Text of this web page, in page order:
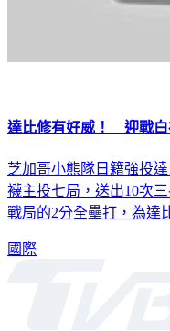
達比修有好威！ 迎戰白
芝加哥小熊隊日籍強投
襪主投七局，送出10次
戰局的2分全壘打，為達
國際